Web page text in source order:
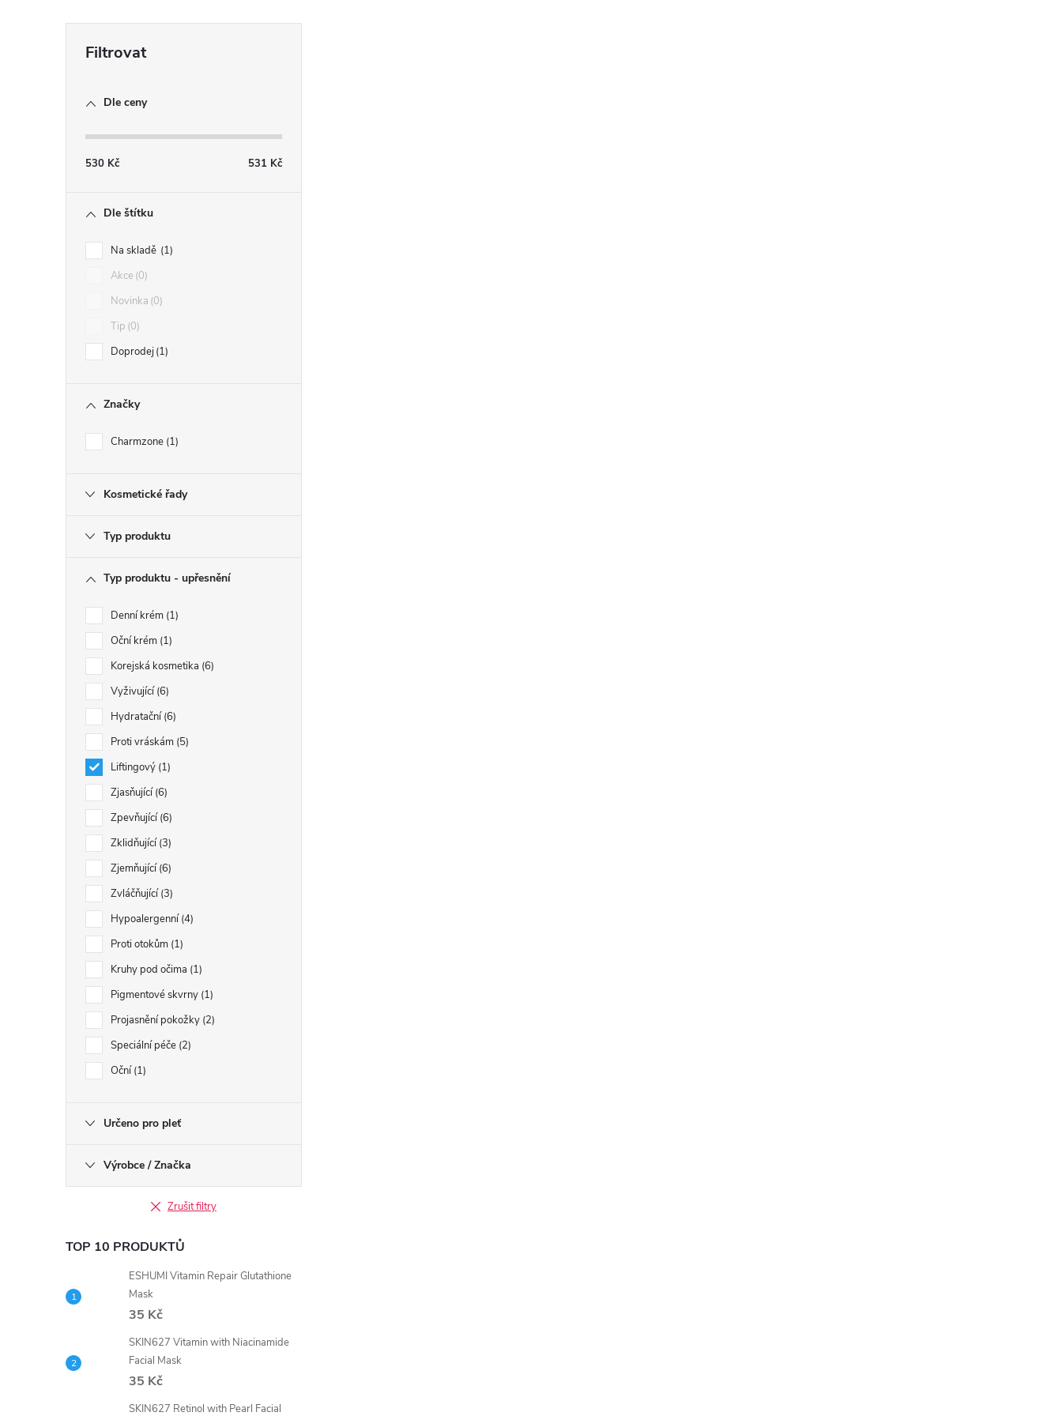
Dle ceny
530 Kč 531 Kč
Dle štítku
Na skladě 1
Akce 0
Novinka 0
Tip 0
Doprodej 1
Značky
Charmzone 1
Kosmetické řady
Typ produktu
Typ produktu - upřesnění
Denní krém 1
Oční krém 1
Korejská kosmetika 6
Vyživující 6
Hydratační 6
Proti vráskám 5
Liftingový 1
Zjasňující 6
Zpevňující 6
Zklidňující 3
Zjemňující 6
Zvláčňující 3
Hypoalergenní 4
Proti otokům 1
Kruhy pod očima 1
Pigmentové skvrny 1
Projasnění pokožky 2
Speciální péče 2
Oční 1
Určeno pro pleť
Výrobce / Značka
Zrušit filtry
TOP 10 PRODUKTŮ
ESHUMI Vitamin Repair Glutathione
Mask
35 Kč
SKIN627 Vitamin with Niacinamide
Facial Mask
35 Kč
SKIN627 Retinol with Pearl Facial